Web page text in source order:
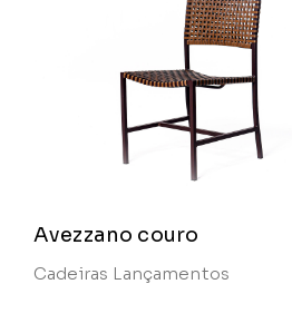
Avezzano couro
Cadeiras Lançamentos